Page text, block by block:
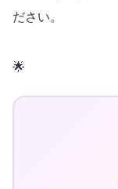
ださい。
🌟